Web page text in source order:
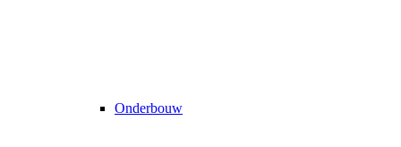
Onderbouw